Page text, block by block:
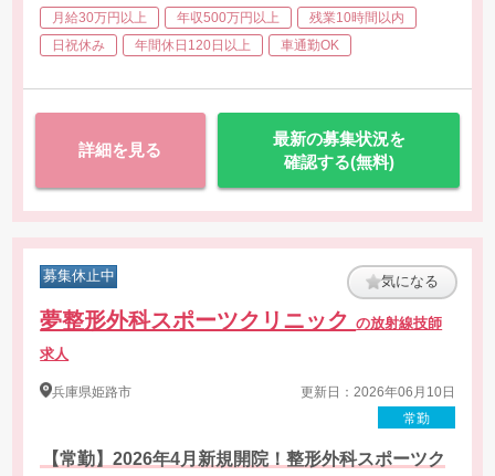
月給30万円以上 年収500万円以上
残業10時間以内
日祝休み
年間休日120日以上 車通勤OK
詳細を見る
最新の募集状況を
確認する(無料)
募集休止中 気になる
夢整形外科スポーツクリニックの放射線技師
求人
兵庫県姫路市
更新日：2026年06月10日
常勤
【常勤】2026年4月新規開院！整形外科スポーツク